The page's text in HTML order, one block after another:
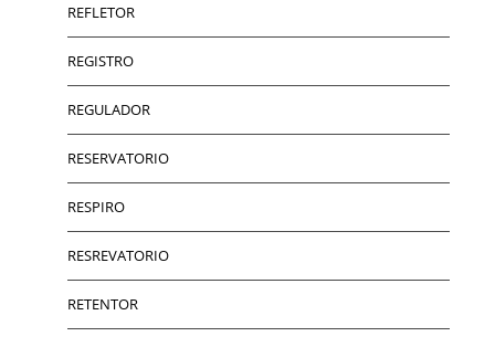
REFLETOR
REGISTRO
REGULADOR
RESERVATORIO
RESPIRO
RESREVATORIO
RETENTOR